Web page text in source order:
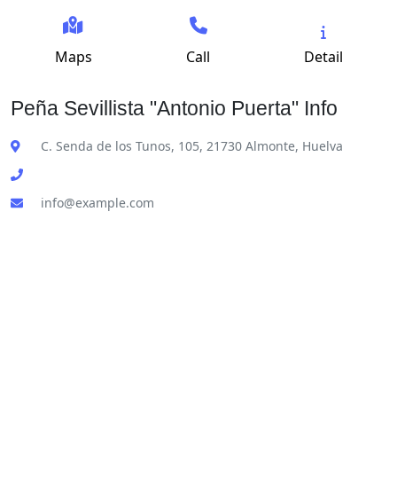
Maps Call Detail
Peña Sevillista "Antonio Puerta" Info
C. Senda de los Tunos, 105, 21730 Almonte, Huelva
info@example.com